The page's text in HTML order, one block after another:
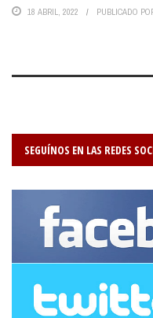
18 ABRIL, 2022 PUBLICADO
SEGUÍNOS EN LAS REDES